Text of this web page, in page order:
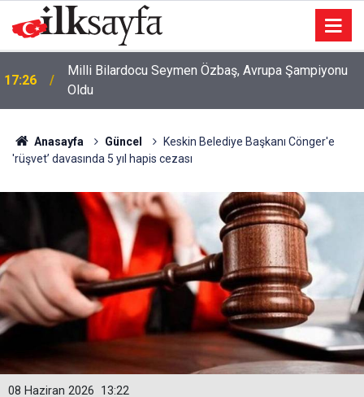
17:00
Yenimahalle Belediyesi Batıkent Ek Hizmet Binasını
yeniliyor
Anasayfa Güncel
Keskin Belediye Başkanı Cönger'e
'rüşvet’ davasında 5 yıl hapis cezası
13:22
08 Haziran 2026